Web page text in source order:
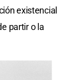
existencial
partir o la